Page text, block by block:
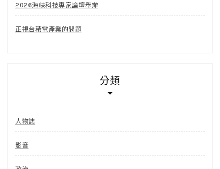
2026海峽科技專家論壇舉辦
正視台積電產業的問題
分類
人物誌
影音